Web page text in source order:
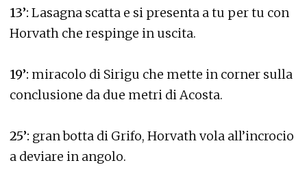
13’: Lasagna scatta e si presenta a tu per tu con
Horvath che respinge in uscita.
19’: miracolo di Sirigu che mette in corner sulla
conclusione da due metri di Acosta.
25’: gran botta di Grifo, Horvath vola all’incrocio
a deviare in angolo.